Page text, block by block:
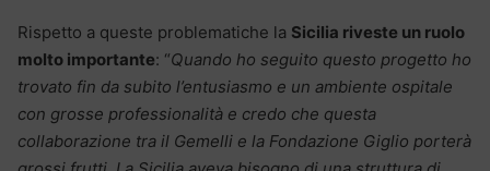
Rispetto a queste problematiche la Sicilia riveste un ruolo
molto importante: “Quando ho seguito questo progetto ho
trovato fin da subito l’entusiasmo e un ambiente ospitale
con grosse professionalità e credo che questa
collaborazione tra il Gemelli e la Fondazione Giglio porterà